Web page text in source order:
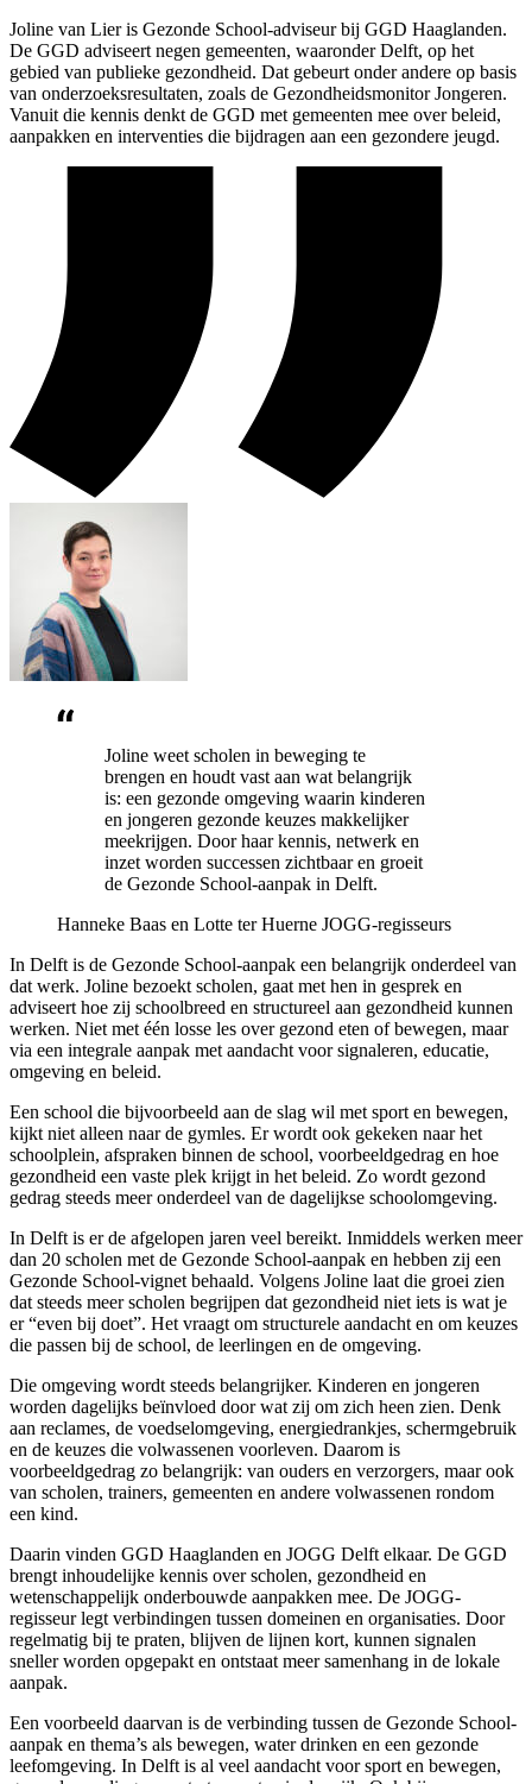
Joline van Lier is Gezonde School-adviseur bij GGD Haaglanden.
De GGD adviseert negen gemeenten, waaronder Delft, op het
gebied van publieke gezondheid. Dat gebeurt onder andere op basis
van onderzoeksresultaten, zoals de Gezondheidsmonitor Jongeren.
Vanuit die kennis denkt de GGD met gemeenten mee over beleid,
aanpakken en interventies die bijdragen aan een gezondere jeugd.
Joline weet scholen in beweging te
brengen en houdt vast aan wat belangrijk
is: een gezonde omgeving waarin kinderen
en jongeren gezonde keuzes makkelijker
meekrijgen. Door haar kennis, netwerk en
inzet worden successen zichtbaar en groeit
de Gezonde School-aanpak in Delft.
Hanneke Baas en Lotte ter Huerne JOGG-regisseurs
In Delft is de Gezonde School-aanpak een belangrijk onderdeel van
dat werk. Joline bezoekt scholen, gaat met hen in gesprek en
adviseert hoe zij schoolbreed en structureel aan gezondheid kunnen
werken. Niet met één losse les over gezond eten of bewegen, maar
via een integrale aanpak met aandacht voor signaleren, educatie,
omgeving en beleid.
Een school die bijvoorbeeld aan de slag wil met sport en bewegen,
kijkt niet alleen naar de gymles. Er wordt ook gekeken naar het
schoolplein, afspraken binnen de school, voorbeeldgedrag en hoe
gezondheid een vaste plek krijgt in het beleid. Zo wordt gezond
gedrag steeds meer onderdeel van de dagelijkse schoolomgeving.
In Delft is er de afgelopen jaren veel bereikt. Inmiddels werken meer
dan 20 scholen met de Gezonde School-aanpak en hebben zij een
Gezonde School-vignet behaald. Volgens Joline laat die groei zien
dat steeds meer scholen begrijpen dat gezondheid niet iets is wat je
er “even bij doet”. Het vraagt om structurele aandacht en om keuzes
die passen bij de school, de leerlingen en de omgeving.
Die omgeving wordt steeds belangrijker. Kinderen en jongeren
worden dagelijks beïnvloed door wat zij om zich heen zien. Denk
aan reclames, de voedselomgeving, energiedrankjes, schermgebruik
en de keuzes die volwassenen voorleven. Daarom is
voorbeeldgedrag zo belangrijk: van ouders en verzorgers, maar ook
van scholen, trainers, gemeenten en andere volwassenen rondom
een kind.
Daarin vinden GGD Haaglanden en JOGG Delft elkaar. De GGD
brengt inhoudelijke kennis over scholen, gezondheid en
wetenschappelijk onderbouwde aanpakken mee. De JOGG-
regisseur legt verbindingen tussen domeinen en organisaties. Door
regelmatig bij te praten, blijven de lijnen kort, kunnen signalen
sneller worden opgepakt en ontstaat meer samenhang in de lokale
aanpak.
Een voorbeeld daarvan is de verbinding tussen de Gezonde School-
aanpak en thema’s als bewegen, water drinken en een gezonde
leefomgeving. In Delft is al veel aandacht voor sport en bewegen,